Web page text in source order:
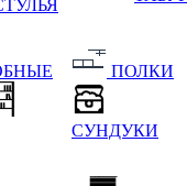
ПОЛКИ
СУНДУКИ